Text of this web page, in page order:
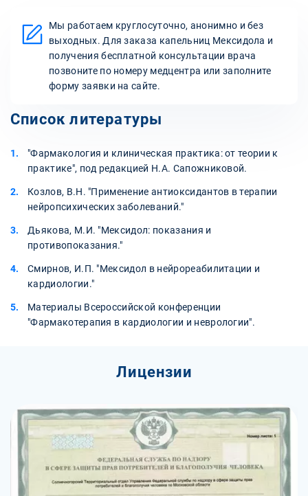
Мы работаем круглосуточно, анонимно и без
выходных. Для заказа капельниц Мексидола и
получения бесплатной консультации врача
позвоните по номеру медцентра или заполните
форму заявки на сайте.
Список литературы
"Фармакология и клиническая практика: от теории к
практике", под редакцией Н.А. Сапожниковой.
Козлов, В.Н. "Применение антиоксидантов в терапии
нейропсихических заболеваний."
Дьякова, М.И. "Мексидол: показания и
противопоказания."
Смирнов, И.П. "Мексидол в нейрореабилитации и
кардиологии."
Материалы Всероссийской конференции
"Фармакотерапия в кардиологии и неврологии".
Лицензии